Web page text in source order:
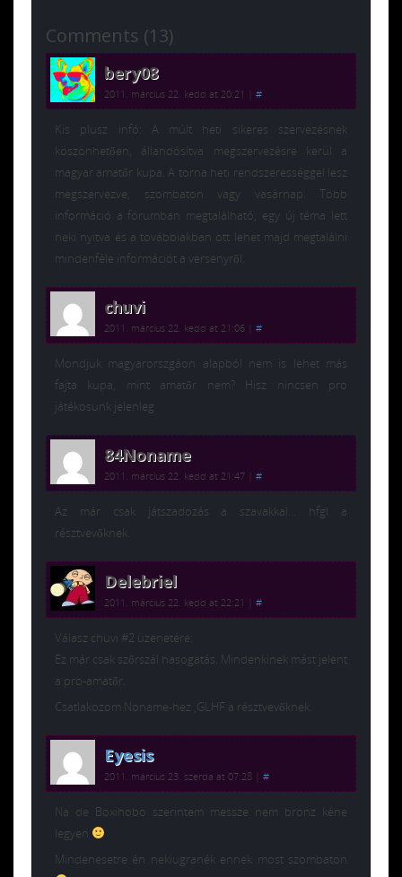
Comments (13)
bery08
2011. március 22. kedd at 20:21 #
Kis plusz infó: A múlt heti sikeres szervezésnek
köszönhetően, állandósítva megszervezésre kerül a
magyar amatőr kupa. A torna heti rendszerességgel lesz
megszervezve, szombaton vagy vasárnap. Több
információ a fórumban megtalálható, egy új téma lett
neki nyitva és a továbbiakban ott lehet majd megtalálni
mindenféle információt a versenyről.
chuvi
2011. március 22. kedd at 21:06 #
Mondjuk magyarorszgáon alapból nem is lehet más
fajta kupa, mint amatőr nem? Hisz nincsen pro
játékosunk jelenleg
84Noname
2011. március 22. kedd at 21:47 #
Az már csak játszadozás a szavakkal… hfgl a
résztvevőknek.
Delebriel
2011. március 22. kedd at 22:21 #
Válasz chuvi #2 üzenetére:
Ez már csak szőrszál hasogatás. Mindenkinek mást jelent
a pro-amatőr.
Csatlakozom Noname-hez ,GLHF a résztvevőknek.
Eyesis
2011. március 23. szerda at 07:28 #
Na de Boxihobo szerintem messze nem bronz kéne
legyen
Mindenesetre én nekiugranék ennek most szombaton